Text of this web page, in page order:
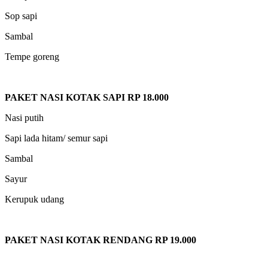
Sop sapi
Sambal
Tempe goreng
PAKET NASI KOTAK SAPI RP 18.000
Nasi putih
Sapi lada hitam/ semur sapi
Sambal
Sayur
Kerupuk udang
PAKET NASI KOTAK RENDANG RP 19.000